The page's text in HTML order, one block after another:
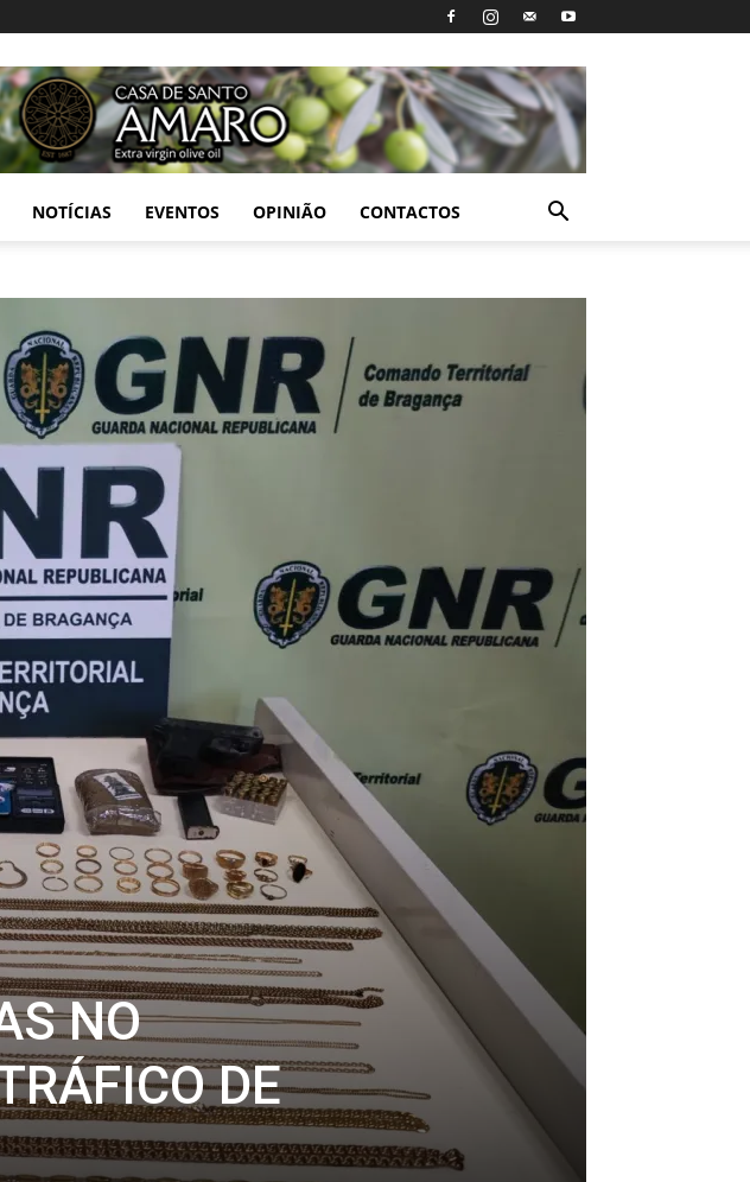
NOTÍCIAS EVENTOS OPINIÃO CONTACTOS
NO
DE